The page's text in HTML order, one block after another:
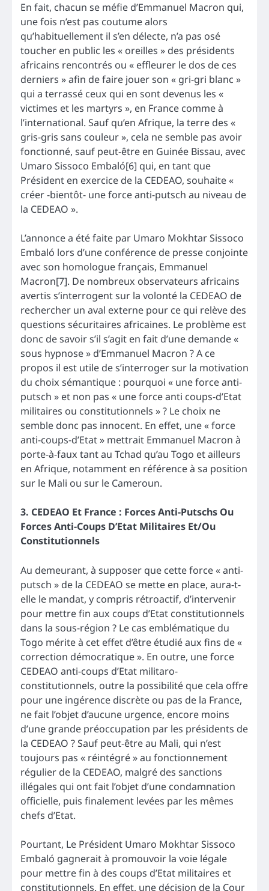
En fait, chacun se méfie d’Emmanuel Macron qui,
une fois n’est pas coutume alors
qu’habituellement il s’en délecte, n’a pas osé
toucher en public les « oreilles » des présidents
africains rencontrés ou « effleurer le dos de ces
derniers » afin de faire jouer son « gri-gri blanc »
qui a terrassé ceux qui en sont devenus les «
victimes et les martyrs », en France comme à
l’international. Sauf qu’en Afrique, la terre des «
gris-gris sans couleur », cela ne semble pas avoir
fonctionné, sauf peut-être en Guinée Bissau, avec
Umaro Sissoco Embaló[6] qui, en tant que
Président en exercice de la CEDEAO, souhaite «
créer -bientôt- une force anti-putsch au niveau de
la CEDEAO ».
L’annonce a été faite par Umaro Mokhtar Sissoco
Embaló lors d’une conférence de presse conjointe
avec son homologue français, Emmanuel
Macron[7]. De nombreux observateurs africains
avertis s’interrogent sur la volonté la CEDEAO de
rechercher un aval externe pour ce qui relève des
questions sécuritaires africaines. Le problème est
donc de savoir s’il s’agit en fait d’une demande «
sous hypnose » d’Emmanuel Macron ? A ce
propos il est utile de s’interroger sur la motivation
du choix sémantique : pourquoi « une force anti-
putsch » et non pas « une force anti coups-d’Etat
militaires ou constitutionnels » ? Le choix ne
semble donc pas innocent. En effet, une « force
anti-coups-d’Etat » mettrait Emmanuel Macron à
porte-à-faux tant au Tchad qu’au Togo et ailleurs
en Afrique, notamment en référence à sa position
sur le Mali ou sur le Cameroun.
3. CEDEAO Et France : Forces Anti-Putschs Ou
Forces Anti-Coups D’Etat Militaires Et/Ou
Constitutionnels
Au demeurant, à supposer que cette force « anti-
putsch » de la CEDEAO se mette en place, aura-t-
elle le mandat, y compris rétroactif, d’intervenir
pour mettre fin aux coups d’Etat constitutionnels
dans la sous-région ? Le cas emblématique du
Togo mérite à cet effet d’être étudié aux fins de «
correction démocratique ». En outre, une force
CEDEAO anti-coups d’Etat militaro-
constitutionnels, outre la possibilité que cela offre
pour une ingérence discrète ou pas de la France,
ne fait l’objet d’aucune urgence, encore moins
d’une grande préoccupation par les présidents de
la CEDEAO ? Sauf peut-être au Mali, qui n’est
toujours pas « réintégré » au fonctionnement
régulier de la CEDEAO, malgré des sanctions
illégales qui ont fait l’objet d’une condamnation
officielle, puis finalement levées par les mêmes
chefs d’Etat.
Pourtant, Le Président Umaro Mokhtar Sissoco
Embaló gagnerait à promouvoir la voie légale
pour mettre fin à des coups d’Etat militaires et
constitutionnels. En effet, une décision de la Cour